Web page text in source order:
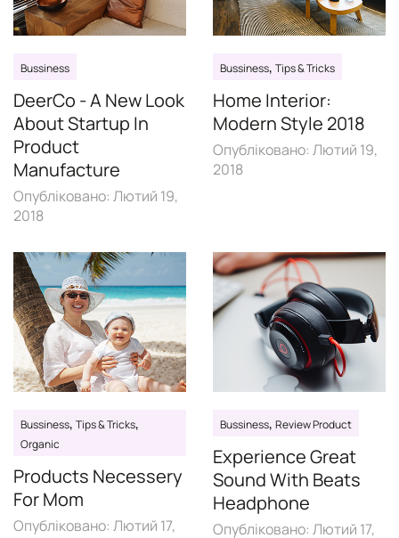
Bussiness
DeerCo - A New Look
About Startup In
Product
Manufacture
Опубліковано: Лютий 19,
2018
Bussiness, Tips & Tricks
Home Interior:
Modern Style 2018
Опубліковано: Лютий 19,
2018
Bussiness, Tips & Tricks,
Organic
Products Necessery
For Mom
Опубліковано: Лютий 17,
Bussiness, Review Product
Experience Great
Sound With Beats
Headphone
Опубліковано: Лютий 17,